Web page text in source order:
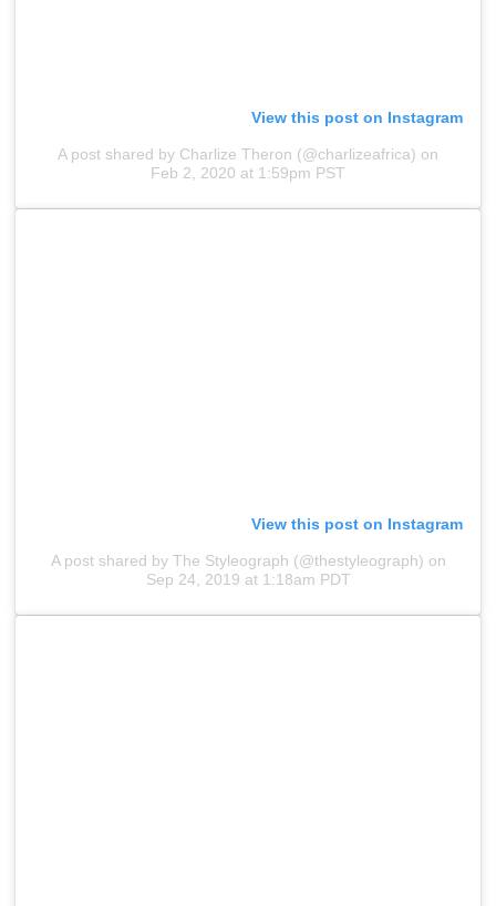
View this post on Instagram
A post shared by Charlize Theron (@charlizeafrica) on
Feb 2, 2020 at 1:59pm PST
View this post on Instagram
A post shared by The Styleograph (@thestyleograph) on
Sep 24, 2019 at 1:18am PDT